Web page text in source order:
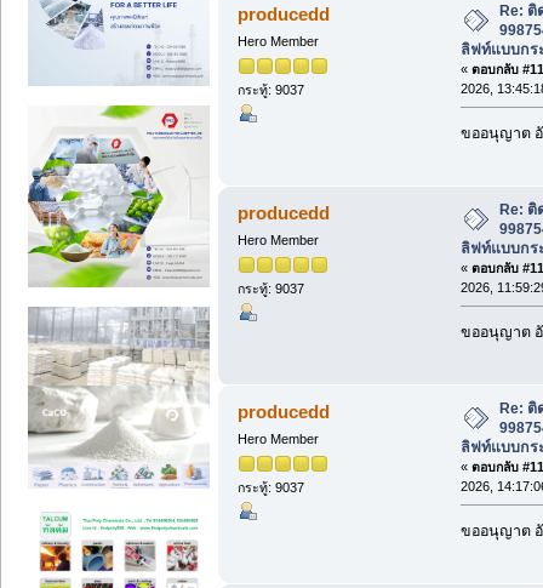
producedd
Hero Member
กระทู้: 9037
Re: ติ
ลิฟท์แบบกร
« ตอบกลับ
2026,
ขออนุญาต
producedd
Hero Member
กระทู้: 9037
Re: ติ
ลิฟท์แบบกร
« ตอบกลับ
2026,
ขออนุญาต
producedd
Hero Member
กระทู้: 9037
Re: ติ
ลิฟท์แบบกร
« ตอบกลับ
2026,
ขออนุญาต